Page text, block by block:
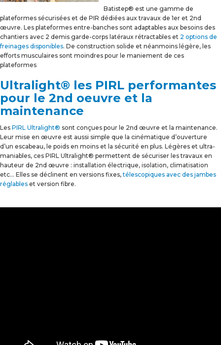
Batistep® est une gamme de
plateformes sécurisées et de PIR dédiées aux travaux de 1er et 2nd
œuvre. Les plateformes entre-banches sont adaptables aux besoins des
chantiers avec 2 demis garde-corps latéraux rétractables et 2 options de
freinages disponibles. De construction solide et néanmoins légère, les
efforts musculaires sont moindres pour le maniement de ces
plateformes
Ultralight® les PIRL performantes
pour le 2nd oeuvre et la
maintenance
Les PIRL Ultralight® sont conçues pour le 2nd œuvre et la maintenance.
Leur mise en œuvre est aussi simple que la cinématique d’ouverture
d’un escabeau, le poids en moins et la sécurité en plus. Légères et ultra-
maniables, ces PIRL Ultralight® permettent de sécuriser les travaux en
hauteur de 2nd œuvre : installation électrique, isolation, climatisation
etc… Elles se déclinent en versions fixes,télescopiques avec des jambes
réglables et version fibre.